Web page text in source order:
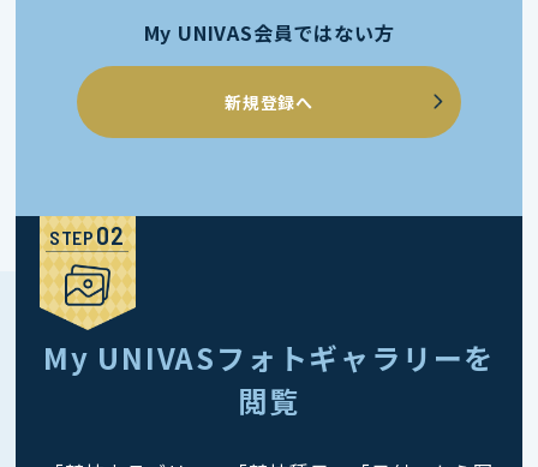
My UNIVAS会員ではない方
新規登録へ
STEP
My UNIVASフォトギャラリーを
閲覧